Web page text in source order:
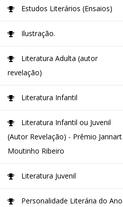
Estudos Literários (Ensaios)
Ilustração.
Literatura Adulta (autor
revelação)
Literatura Infantil
Literatura Infantil ou Juvenil
(Autor Revelação) - Prêmio Jannart
Moutinho Ribeiro
Literatura Juvenil
Personalidade Literária do Ano